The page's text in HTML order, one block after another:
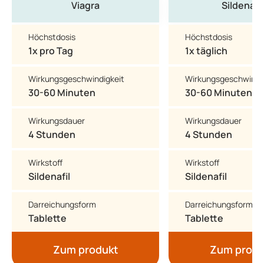
Viagra
Höchstdosis
1x pro Tag
Wirkungsgeschwindigkeit
30-60 Minuten
Wirkungsdauer
4 Stunden
Wirkstoff
Sildenafil
Darreichungsform
Tablette
Zum produkt
Sildenafil
Höchstdosis
1x täglich
30-60 Minuten
Wirkungsdauer
4 Stunden
Wirkstoff
Sildenafil
Darreichungsform
Tablette
Zum